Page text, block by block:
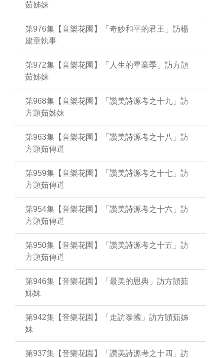
茹姊妹
第976集【音樂花園】「奇妙和平的君王」訪楊
建章執事
第972集【音樂花園】「人生的畢業季」訪方顗
茹姊妹
第968集【音樂花園】「讚美詩源考之十九」訪
方顗茹姊妹
第963集【音樂花園】「讚美詩源考之十八」訪
方顗茹傳道
第959集【音樂花園】「讚美詩源考之十七」訪
方顗茹傳道
第954集【音樂花園】「讚美詩源考之十六」訪
方顗茹傳道
第950集【音樂花園】「讚美詩源考之十五」訪
方顗茹傳道
第946集【音樂花園】「最美的恩典」訪方顗茹
姊妹
第942集【音樂花園】「走訪泰國」訪方顗茹姊
妹
第937集【音樂花園】「讚美詩源考之十四」訪